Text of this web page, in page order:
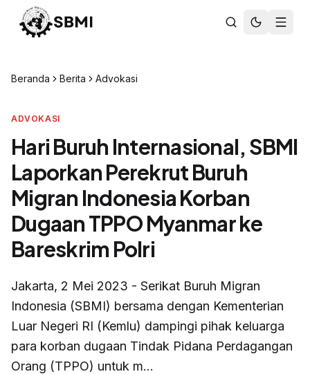
Beranda Berita Advokasi
ADVOKASI
Hari Buruh Internasional, SBMI
Laporkan Perekrut Buruh
Migran Indonesia Korban
Dugaan TPPO Myanmar ke
Bareskrim Polri
Jakarta, 2 Mei 2023 - Serikat Buruh Migran
Indonesia (SBMI) bersama dengan Kementerian
Luar Negeri RI (Kemlu) dampingi pihak keluarga
para korban dugaan Tindak Pidana Perdagangan
Orang (TPPO) untuk m...